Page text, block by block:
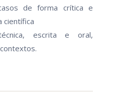
de forma crítica e
científica
escrita e oral,